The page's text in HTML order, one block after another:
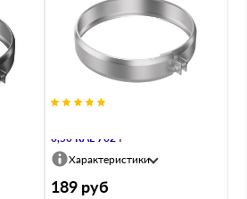
0,50 RAL 7024
Характеристики
189 руб